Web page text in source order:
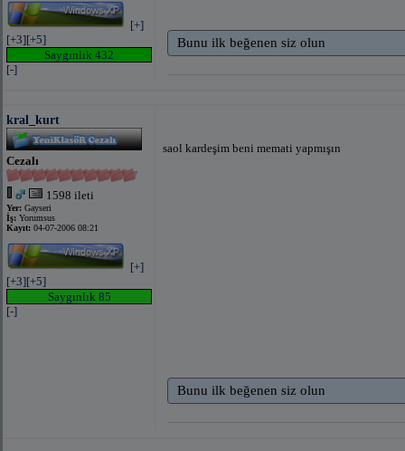
[+]
[+3][+5]
Saygınlık 432
[-]
Bunu ilk beğenen siz olun
kral_kurt
Cezalı
1598 ileti
Yer: Gayseri
İş: Yorumsus
Kayıt: 04-07-2006 08:21
[+]
[+3][+5]
Saygınlık 85
[-]
saol kardeşim beni memati yapmışın
Bunu ilk beğenen siz olun